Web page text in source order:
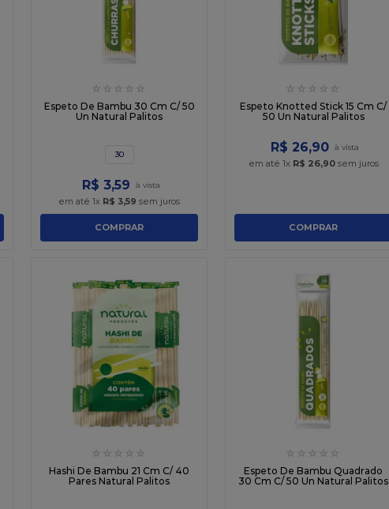
☆ ☆ ☆ ☆ ☆
Espeto De Bambu 30 Cm C/ 50
Un Natural Palitos
30
R$ 3,59
em até 1x R$ 3,59 sem juros
COMPRAR
☆ ☆ ☆ ☆ ☆
Espeto Knotted Stick 15 Cm C/
50 Un Natural Palitos
R$ 26,90
em até 1x R$ 26,90sem juros
COMPRAR
☆ ☆ ☆ ☆ ☆
Hashi De Bambu 21 Cm C/ 40
Pares Natural Palitos
☆ ☆ ☆ ☆ ☆
Espeto De Bambu Quadrado
30 Cm C/ 50 Un Natural Palitos